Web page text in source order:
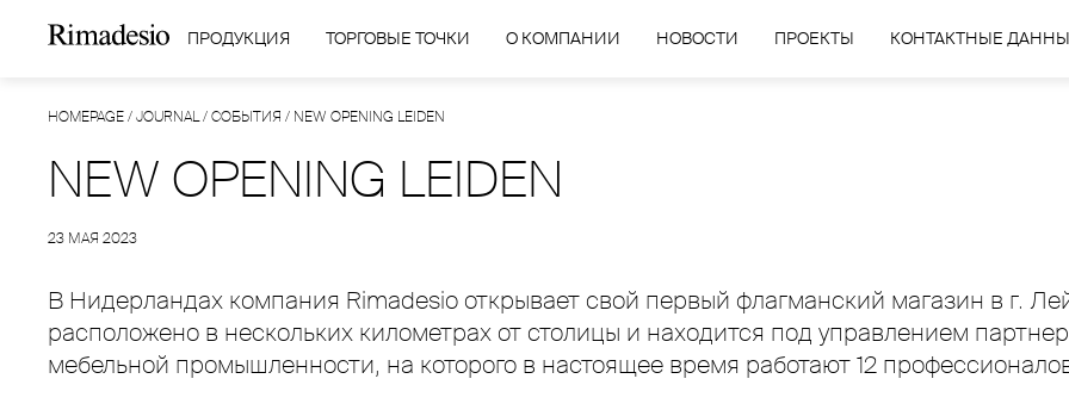
ПРОДУКЦИЯ ТОРГОВЫЕ ТОЧКИ О КОМПАНИИ НОВОСТИ ПРОЕКТЫ КОНТАКТНЫЕ
HOMEPAGE/JOURNAL/СОБЫТИЯ / NEW OPENING LEIDEN
NEW OPENING LEIDEN
23 МАЯ 2023
В Нидерландах компания Rimadesio открывает свой первый флагманский магазин в г.
расположено в нескольких километрах от столицы и находится под управлением
мебельной промышленности, на которого в настоящее время работают 12